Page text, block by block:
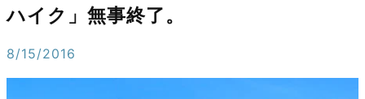
ハイク」無事終了。
8/15/2016